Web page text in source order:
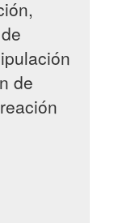
de